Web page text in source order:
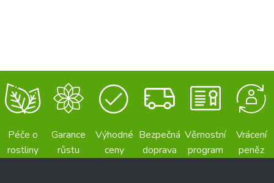
Péče o
rostliny
Garance
růstu
Výhodné
ceny
Bezpečná
doprava
Věrnostní
program
Vrácení
peněz